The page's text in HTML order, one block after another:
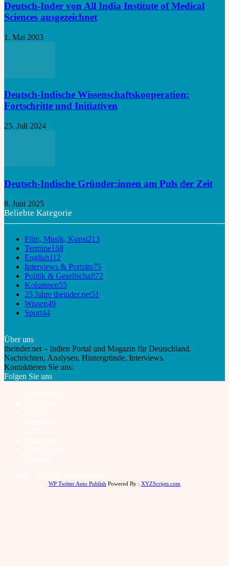
Deutsch-Inder von All India Institute of Medical
Sciences ausgezeichnet
1. Mai 2003
Deutsch-Indische Wissenschaftskooperation:
Fortschritte und Initiativen
25. Juli 2024
Deutsch-Indische Gründer:innen am Puls der Zeit
8. Juni 2025
Beliebte Kategorie
Film, Musik, Kunst213
Termine168
English112
Interviews & Porträts75
Politik & Gesellschaft72
Kolumnen55
25 Jahre theinder.net51
Wissen49
Sport44
Über uns
theinder.net – Indien Portal und Magazin für Deutschland.
Nachrichten, Analysen, Hintergründe, Interviews.
Kontaktieren Sie uns:
Folgen Sie uns
WP Twitter Auto Publish Powered By : XYZScripts.com